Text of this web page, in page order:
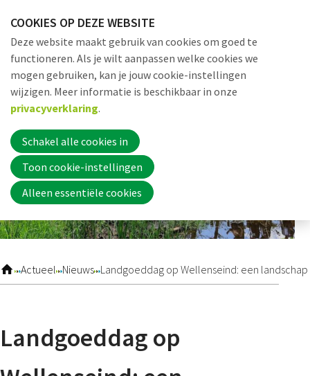
links
over
Jump
to
navigation
to
main
content
Actueel Nieuws Landgoeddag op Wellenseind: een
Landgoeddag op
Word nu lid
COOKIES OP DEZE WEBSITE
Deze website maakt gebruik van cookies om goed te
functioneren. Als je wilt aanpassen welke cookies we
mogen gebruiken, kan je jouw cookie-instellingen
wijzigen. Meer informatie is beschikbaar in onze
privacyverklaring.
Schakel alle cookies in
Toon cookie-instellingen
Alleen essentiële cookies